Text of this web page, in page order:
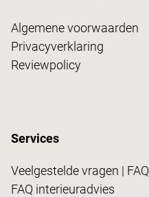
Algemene voorwaarden
Privacyverklaring
Reviewpolicy
Services
Veelgestelde vragen | FAQ
FAQ interieuradvies